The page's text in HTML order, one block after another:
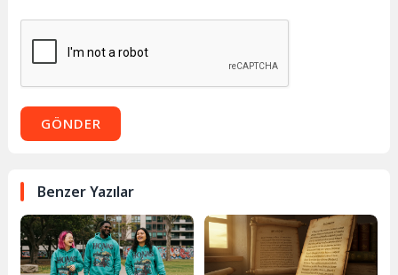
GÖNDER
Benzer Yazılar